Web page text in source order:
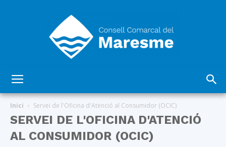
Comarcal
Inici Servei de l'Oficina d'Atenció al Consumidor (OCIC)
SERVEI DE L'OFICINA D'ATENCIÓ
AL CONSUMIDOR (OCIC)